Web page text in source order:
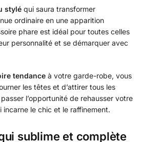
stylé qui saura transformer
ordinaire en une apparition
phare est idéal pour toutes celles
personnalité et se démarquer avec
tendance à votre garde-robe, vous
les têtes et d’attirer tous les
l’opportunité de rehausser votre
le chic et le raffinement.
sublime et complète